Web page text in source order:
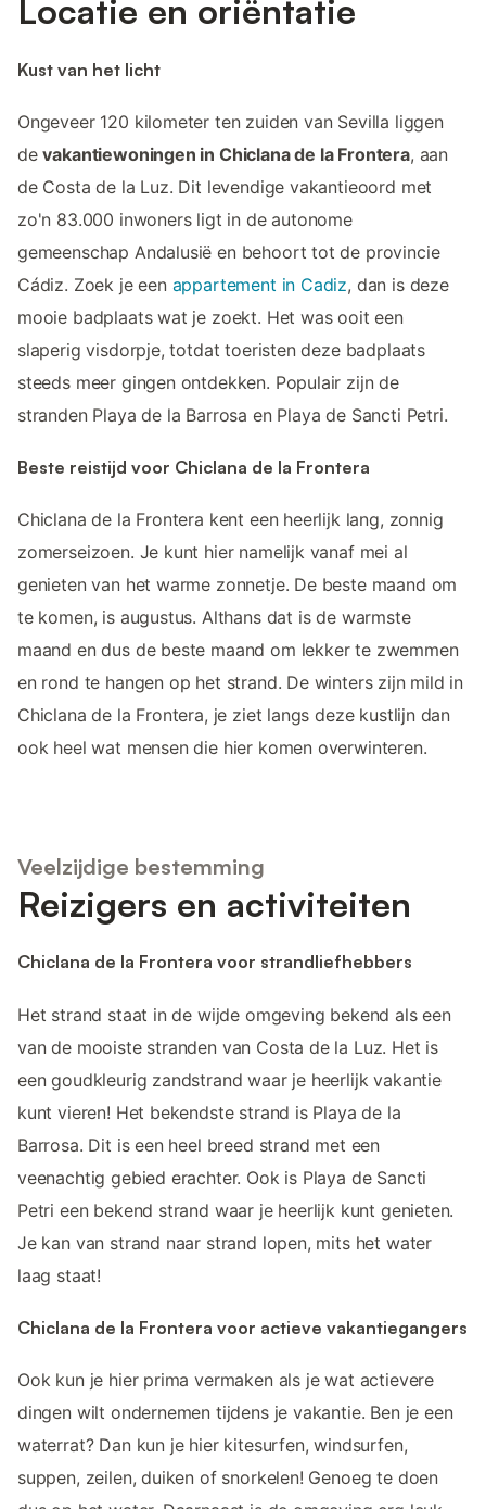
Locatie en oriëntatie
Kust van het licht
Ongeveer 120 kilometer ten zuiden van Sevilla liggen
devakantiewoningen in Chiclana de la Frontera, aan
de Costa de la Luz. Dit levendige vakantieoord met
zo'n 83.000 inwoners ligt in de autonome
gemeenschap Andalusië en behoort tot de provincie
Cádiz. Zoek je een appartement in Cadiz, dan is deze
mooie badplaats wat je zoekt. Het was ooit een
slaperig visdorpje, totdat toeristen deze badplaats
steeds meer gingen ontdekken. Populair zijn de
stranden Playa de la Barrosa en Playa de Sancti Petri.
Beste reistijd voor Chiclana de la Frontera
Chiclana de la Frontera kent een heerlijk lang, zonnig
zomerseizoen. Je kunt hier namelijk vanaf mei al
genieten van het warme zonnetje. De beste maand om
te komen, is augustus. Althans dat is de warmste
maand en dus de beste maand om lekker te zwemmen
en rond te hangen op het strand. De winters zijn mild in
Chiclana de la Frontera, je ziet langs deze kustlijn dan
ook heel wat mensen die hier komen overwinteren.
Veelzijdige bestemming
Reizigers en activiteiten
Chiclana de la Frontera voor strandliefhebbers
Het strand staat in de wijde omgeving bekend als een
van de mooiste stranden van Costa de la Luz. Het is
een goudkleurig zandstrand waar je heerlijk vakantie
kunt vieren! Het bekendste strand is Playa de la
Barrosa. Dit is een heel breed strand met een
veenachtig gebied erachter. Ook is Playa de Sancti
Petri een bekend strand waar je heerlijk kunt genieten.
Je kan van strand naar strand lopen, mits het water
laag staat!
Chiclana de la Frontera voor actieve vakantiegangers
Ook kun je hier prima vermaken als je wat actievere
dingen wilt ondernemen tijdens je vakantie. Ben je een
waterrat? Dan kun je hier kitesurfen, windsurfen,
suppen, zeilen, duiken of snorkelen! Genoeg te doen